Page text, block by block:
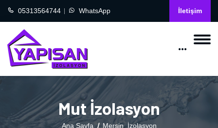
05313564744 WhatsApp İletişim
Mut İzolasyon
Ana Sayfa Mersin İzolasyon